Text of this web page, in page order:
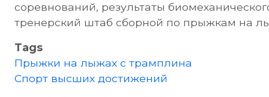
соревнований, результаты
тренерский штаб сборной по прыжкам на
Tags
Прыжки на лыжах с трамплина
Спорт высших достижений